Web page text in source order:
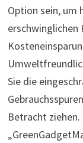
Option sein, um
erschwinglichen
Sie die
Betracht